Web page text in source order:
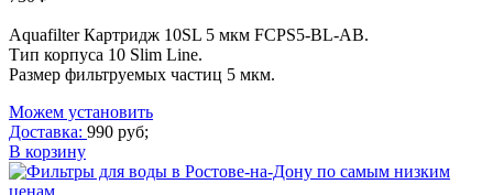
Aquafilter Картридж 10SL 5 мкм FCPS5-BL-AB.
Тип корпуса 10 Slim Line.
Размер фильтруемых частиц 5 мкм.
Можем установить
Доставка: 990 руб;
В корзину